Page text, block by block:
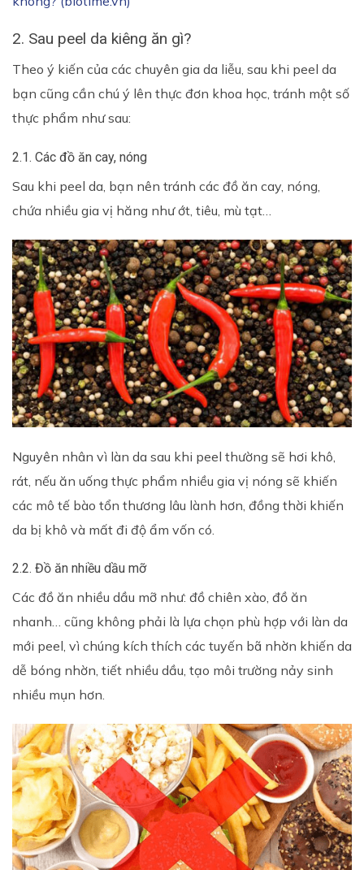
2. Sau peel da kiêng ăn gì?
Theo ý kiến của các chuyên gia da liễu, sau khi peel da
bạn cũng cần chú ý lên thực đơn khoa học, tránh một số
thực phẩm như sau:
2.1. Các đồ ăn cay, nóng
Sau khi peel da, bạn nên tránh các đồ ăn cay, nóng,
chứa nhiều gia vị hăng như ớt, tiêu, mù tạt…
Nguyên nhân vì làn da sau khi peel thường sẽ hơi khô,
rát, nếu ăn uống thực phẩm nhiều gia vị nóng sẽ khiến
các mô tế bào tổn thương lâu lành hơn, đồng thời khiến
da bị khô và mất đi độ ẩm vốn có.
2.2. Đồ ăn nhiều dầu mỡ
Các đồ ăn nhiều dầu mỡ như: đồ chiên xào, đồ ăn
nhanh… cũng không phải là lựa chọn phù hợp với làn da
mới peel, vì chúng kích thích các tuyến bã nhờn khiến da
dễ bóng nhờn, tiết nhiều dầu, tạo môi trường nảy sinh
nhiều mụn hơn.